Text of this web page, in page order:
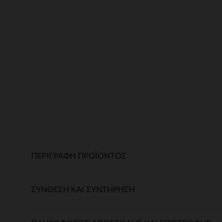
ΠΕΡΙΓΡΑΦΉ ΠΡΟΪΌΝΤΟΣ
ΣΎΝΘΕΣΗ ΚΑΙ ΣΥΝΤΉΡΗΣΗ